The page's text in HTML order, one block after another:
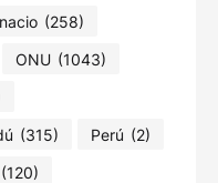
(258)
ONU (1043)
(315) Perú (2)
(120)